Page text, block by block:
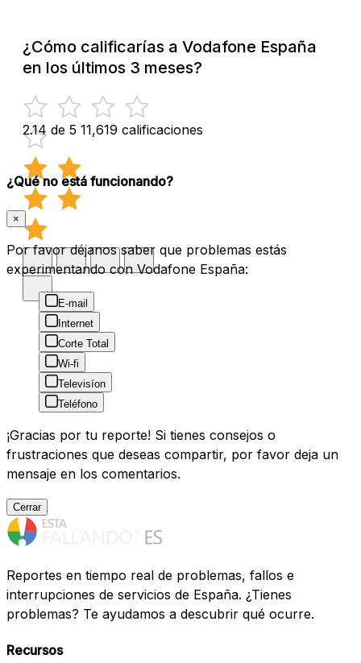
¿Cómo calificarías a Vodafone España
en los últimos 3 meses?
2.14 de 5 11,619 calificaciones
¿Qué no está funcionando?
×
Por favor déjanos saber que problemas estás
experimentando con Vodafone España:
E-mail
Internet
Corte Total
Wi-fi
Televisíon
Teléfono
¡Gracias por tu reporte! Si tienes consejos o
frustraciones que deseas compartir, por favor deja un
mensaje en los comentarios.
Cerrar
Reportes en tiempo real de problemas, fallos e
interrupciones de servicios de España. ¿Tienes
problemas? Te ayudamos a descubrir qué ocurre.
Recursos